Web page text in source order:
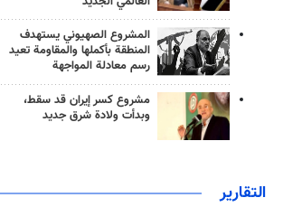
المشروع الصهيوني يستهدف
المنطقة بأكملها والمقاومة تعيد
رسم معادلة المواجهة
مشروع كسر إيران قد سقط،
وبدأت ولادة شرق جديد
التقارير